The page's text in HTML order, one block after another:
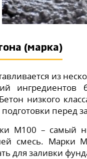
(марка)
из
ингредиентов
низкого
перед
М100 – самый
смесь.
для заливки